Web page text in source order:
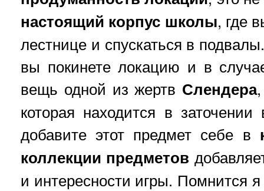
настоящий корпус школы, где
лестнице и спускаться в
вы покинете локацию и в
вещь одной из жертв Слендера
которая находится в
добавите этот предмет себе в
коллекции предметов
и интересности игры. Помнится